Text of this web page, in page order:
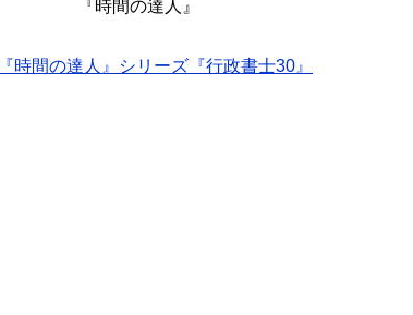
『時間の達人』
『時間の達人』シリーズ『行政書士30』